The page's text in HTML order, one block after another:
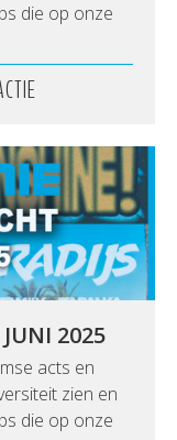
die op onze
2025
acts en
zien en
die op onze